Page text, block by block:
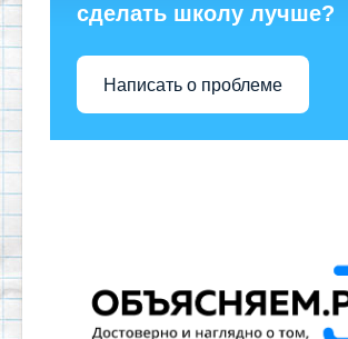
сделать школу лучше?
Написать о проблеме